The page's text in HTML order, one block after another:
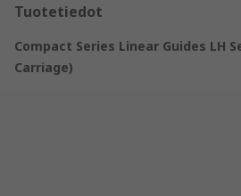
Tuotetiedot
Compact Series Linear Guides LH
Carriage)